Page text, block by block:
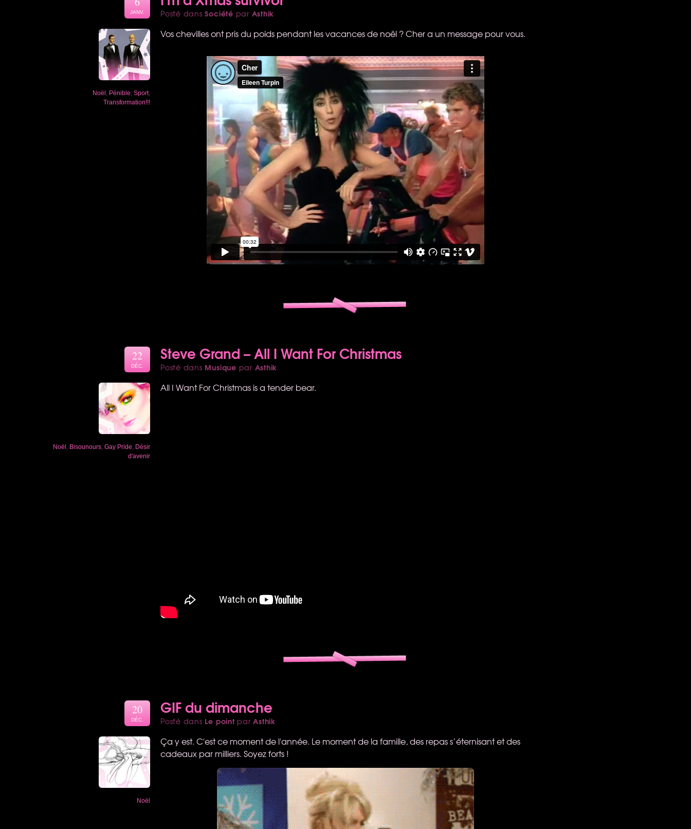
Posté dansSociété par Asthik
JANV.
Noël Pénible Sport,
Transformation!!!
Vos chevilles ont pris du poids pendant les vacances de noël ? Cher a un message pour vous.
Steve Grand – All I Want For Christmas
Posté dans Musique par Asthik
22
DÉC.
Noël Bisounours Gay Pride Désir
d'avenir
All I Want For Christmas is a tender bear.
GIF du dimanche
Posté dans Le point parAsthik
20
DÉC.
Noël
Ça y est. C'est ce moment de l'année. Le moment de la famille, des repas s’éternisant et des
cadeaux par milliers. Soyez forts !